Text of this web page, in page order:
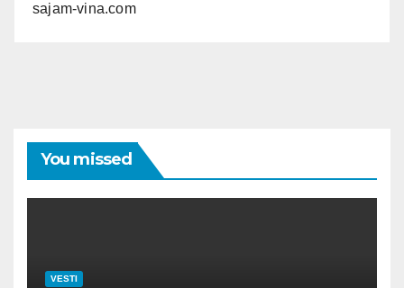
sajam-vina.com
You missed
VESTI